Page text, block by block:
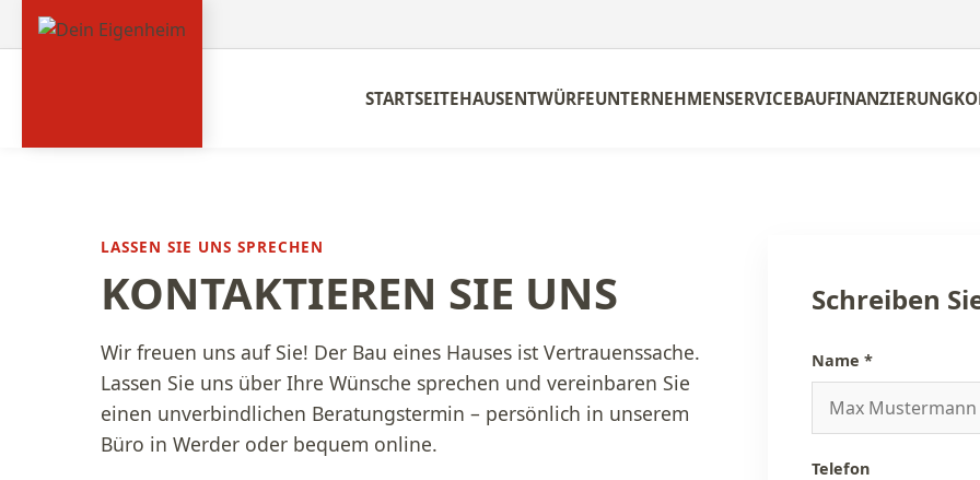
STARTSEITEHAUSENTWÜRFEUNTERNEHMENSERVICEBAUFINANZIERUNG
LASSEN SIE UNS SPRECHEN
KONTAKTIEREN SIE UNS
Wir freuen uns auf Sie! Der Bau eines Hauses ist Vertrauenssache.
Lassen Sie uns über Ihre Wünsche sprechen und vereinbaren Sie
einen unverbindlichen Beratungstermin – persönlich in unserem
Büro in Werder oder bequem online.
Schreiben
Name *
Telefon